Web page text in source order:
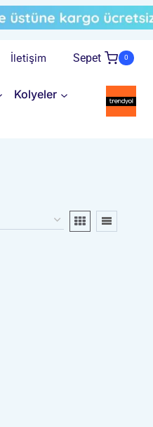
İletişim Sepet 0
Kolyeler